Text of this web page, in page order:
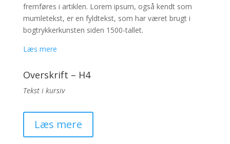
fremføres i artiklen. Lorem ipsum, også kendt som
mumletekst, er en fyldtekst, som har været brugt i
bogtrykkerkunsten siden 1500-tallet.
Læs mere
Overskrift – H4
Tekst i kursiv
Læs mere